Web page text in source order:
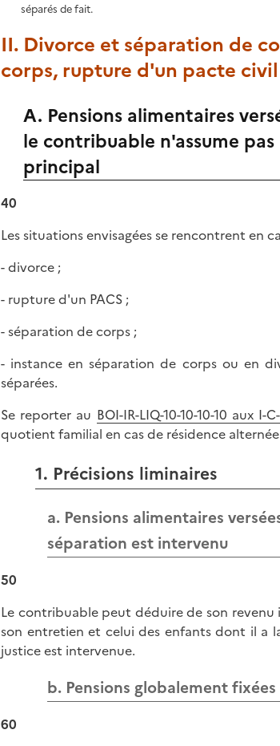
séparés de fait.
II. Divorce et séparation de
corps, rupture d'un pacte
A. Pensions alimentaires
le contribuable n'assume
principal
40
Les situations envisagées se rencontrent en
- divorce ;
- rupture d'un PACS ;
- séparation de corps ;
- instance en séparation de corps ou en
séparées.
Se reporter au BOI-IR-LIQ-10-10-10-10 aux
quotient familial en cas de résidence
1. Précisions liminaires
a. Pensions alimentaires
séparation est intervenu
50
Le contribuable peut déduire de son
son entretien et celui des enfants dont il a
justice est intervenue.
b. Pensions globalement
60